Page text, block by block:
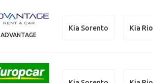
ADVANTAGE
Kia Sorento Kia Rio